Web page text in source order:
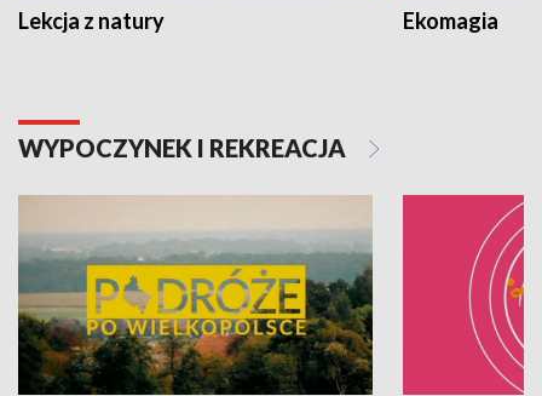
Lekcja z natury Ekomagia
WYPOCZYNEK I REKREACJA